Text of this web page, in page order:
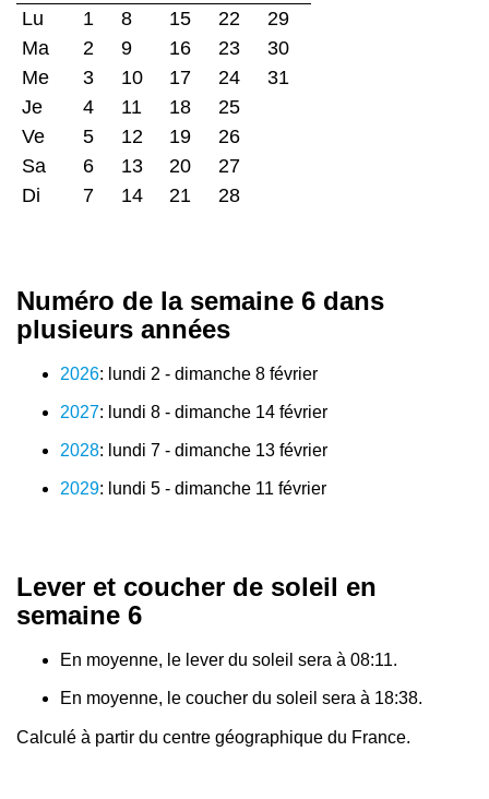
Lu
1 8 15 22
29
Ma
2 9 16 23
30
Me
3 10 17 24
31
Je
4 11 18
25
Ve
5 12 19
26
Sa
6 13 20
27
Di
7 14 21 28
Numéro de la semaine 6 dans
plusieurs années
2026: lundi 2 - dimanche 8 février
2027: lundi 8 - dimanche 14 février
2028: lundi 7 - dimanche 13 février
2029: lundi 5 - dimanche 11 février
Lever et coucher de soleil en
semaine 6
En moyenne, le lever du soleil sera à 08:11.
En moyenne, le coucher du soleil sera à 18:38.
Calculé à partir du centre géographique du France.